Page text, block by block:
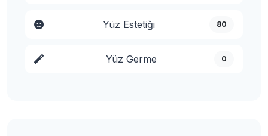
Yüz Estetiği 80
Yüz Germe 0